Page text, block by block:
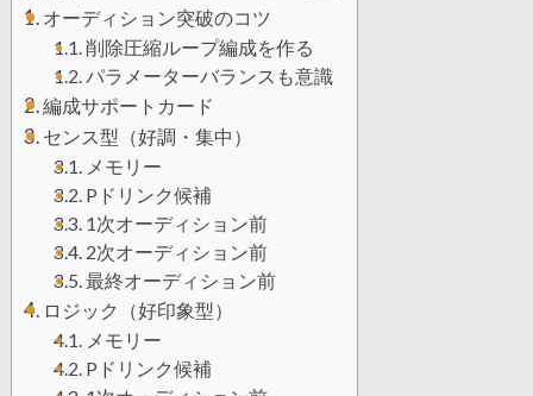
オーディション突破のコツ
削除圧縮ループ編成を作る
パラメーターバランスも意識
編成サポートカード
センス型（好調・集中）
メモリー
Pドリンク候補
1次オーディション前
2次オーディション前
最終オーディション前
ロジック（好印象型）
メモリー
Pドリンク候補